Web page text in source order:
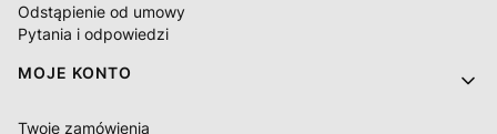
Odstąpienie od umowy
Pytania i odpowiedzi
MOJE KONTO
Twoje zamówienia